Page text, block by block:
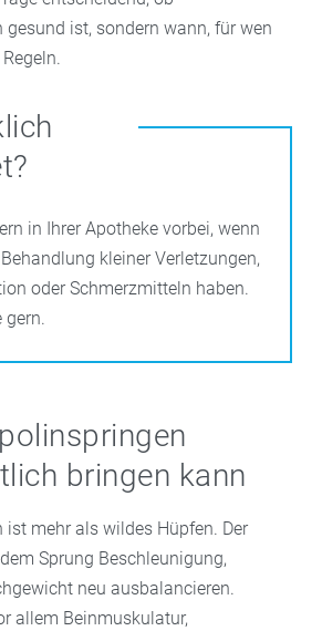
ist, sondern wann, für wen
in Ihrer Apotheke vorbei, wenn
kleiner Verletzungen,
oder Schmerzmitteln haben.
gern.
bringen kann
mehr als wildes Hüpfen. Der
Sprung Beschleunigung,
neu ausbalancieren.
allem Beinmuskulatur,